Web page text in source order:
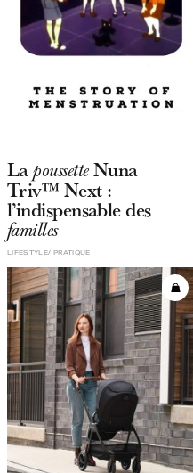
LapoussetteNuna
Triv™ Next :
l’indispensable des
familles
LIFESTYLE PRATIQUE